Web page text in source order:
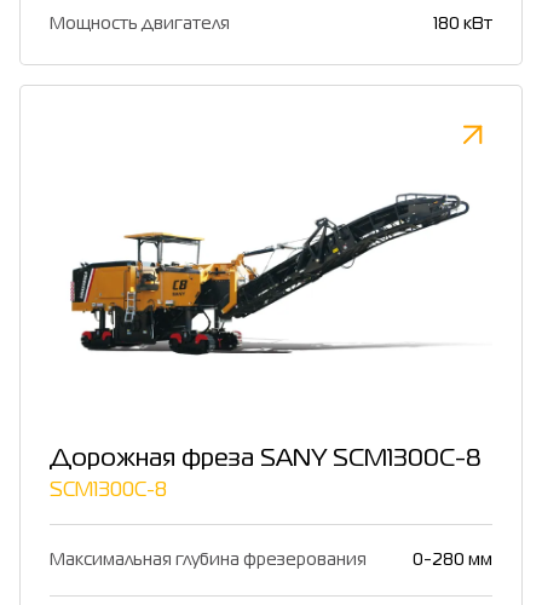
Мощность двигателя 180 кВт
Дорожная фреза SANY SCM1300C-8
SCM1300C-8
Максимальная глубина фрезерования 0-280 мм